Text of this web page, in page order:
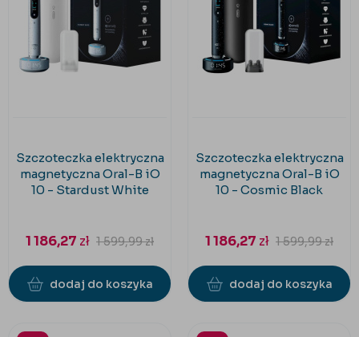
Szczoteczka elektryczna
magnetyczna Oral-B iO
10 - Stardust White
1 186,27 zł 1 599,99zł
dodaj do koszyka
Szczoteczka elektryczna
magnetyczna Oral-B iO
10 - Cosmic Black
1 186,27 zł 1 599,99zł
dodaj do koszyka